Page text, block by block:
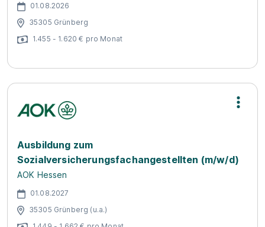
01.08.2026
35305 Grünberg
1.455 - 1.620 € pro Monat
Ausbildung zum
Sozialversicherungsfachangestellten (m/w/d)
AOK Hessen
01.08.2027
35305 Grünberg (u.a.)